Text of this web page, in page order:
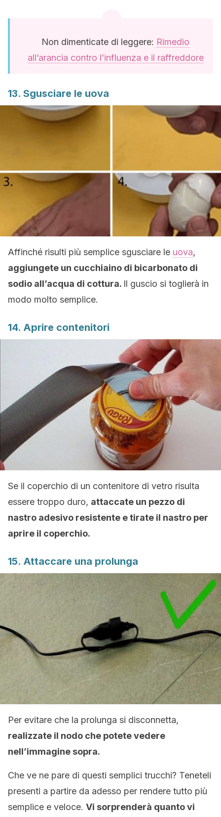
Non dimenticate di leggere: Rimedio
all’arancia contro l’influenza e il raffreddore
13. Sgusciare le uova
Affinché risulti più semplice sgusciare le uova,
aggiungete un cucchiaino di bicarbonato di
sodio all’acqua di cottura. Il guscio si toglierà in
modo molto semplice.
14. Aprire contenitori
Se il coperchio di un contenitore di vetro risulta
essere troppo duro, attaccate un pezzo di
nastro adesivo resistente e tirate il nastro per
aprire il coperchio.
15. Attaccare una prolunga
Per evitare che la prolunga si disconnetta,
realizzate il nodo che potete vedere
nell’immagine sopra.
Che ve ne pare di questi semplici trucchi? Teneteli
presenti a partire da adesso per rendere tutto più
semplice e veloce. Vi sorprenderà quanto vi